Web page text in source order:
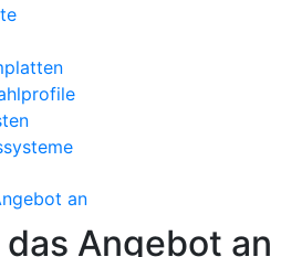
an
Angebot an